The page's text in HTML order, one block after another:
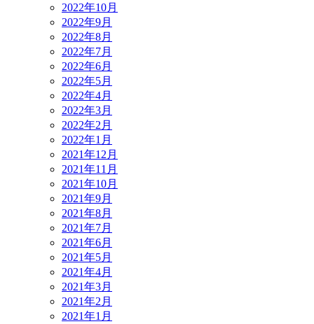
2022年10月
2022年9月
2022年8月
2022年7月
2022年6月
2022年5月
2022年4月
2022年3月
2022年2月
2022年1月
2021年12月
2021年11月
2021年10月
2021年9月
2021年8月
2021年7月
2021年6月
2021年5月
2021年4月
2021年3月
2021年2月
2021年1月